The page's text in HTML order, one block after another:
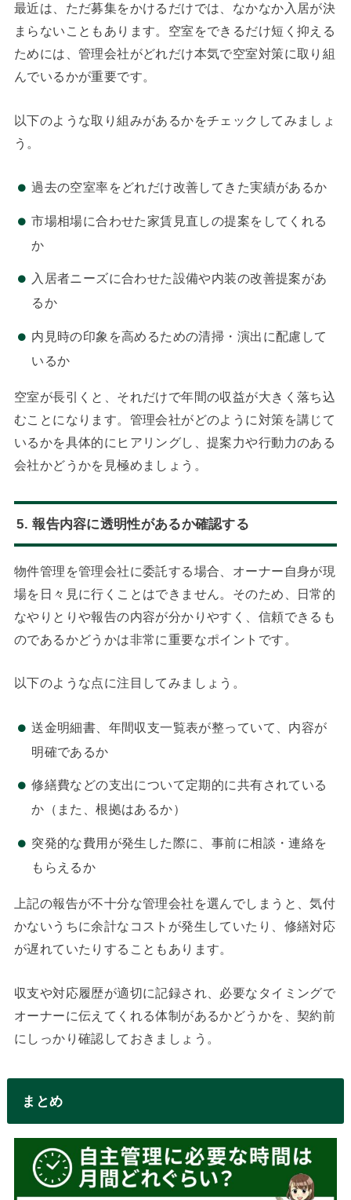
最近は、ただ募集をかけるだけでは、なかなか入居が決
まらないこともあります。空室をできるだけ短く抑える
ためには、管理会社がどれだけ本気で空室対策に取り組
んでいるかが重要です。
以下のような取り組みがあるかをチェックしてみましょ
う。
過去の空室率をどれだけ改善してきた実績があるか
市場相場に合わせた家賃見直しの提案をしてくれる
か
入居者ニーズに合わせた設備や内装の改善提案があ
るか
内見時の印象を高めるための清掃・演出に配慮して
いるか
空室が長引くと、それだけで年間の収益が大きく落ち込
むことになります。管理会社がどのように対策を講じて
いるかを具体的にヒアリングし、提案力や行動力のある
会社かどうかを見極めましょう。
5. 報告内容に透明性があるか確認する
物件管理を管理会社に委託する場合、オーナー自身が現
場を日々見に行くことはできません。そのため、日常的
なやりとりや報告の内容が分かりやすく、信頼できるも
のであるかどうかは非常に重要なポイントです。
以下のような点に注目してみましょう。
送金明細書、年間収支一覧表が整っていて、内容が
明確であるか
修繕費などの支出について定期的に共有されている
か（また、根拠はあるか）
突発的な費用が発生した際に、事前に相談・連絡を
もらえるか
上記の報告が不十分な管理会社を選んでしまうと、気付
かないうちに余計なコストが発生していたり、修繕対応
が遅れていたりすることもあります。
収支や対応履歴が適切に記録され、必要なタイミングで
オーナーに伝えてくれる体制があるかどうかを、契約前
にしっかり確認しておきましょう。
まとめ